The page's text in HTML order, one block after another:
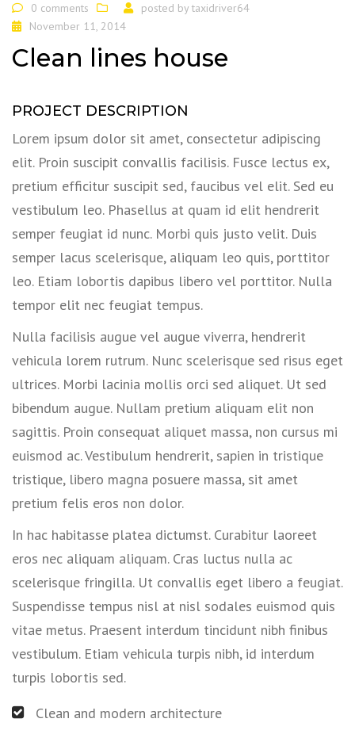
0 comments posted by taxidriver64
November 11, 2014
Clean lines house
PROJECT DESCRIPTION
Lorem ipsum dolor sit amet, consectetur adipiscing
elit. Proin suscipit convallis facilisis. Fusce lectus ex,
pretium efficitur suscipit sed, faucibus vel elit. Sed eu
vestibulum leo. Phasellus at quam id elit hendrerit
semper feugiat id nunc. Morbi quis justo velit. Duis
semper lacus scelerisque, aliquam leo quis, porttitor
leo. Etiam lobortis dapibus libero vel porttitor. Nulla
tempor elit nec feugiat tempus.
Nulla facilisis augue vel augue viverra, hendrerit
vehicula lorem rutrum. Nunc scelerisque sed risus eget
ultrices. Morbi lacinia mollis orci sed aliquet. Ut sed
bibendum augue. Nullam pretium aliquam elit non
sagittis. Proin consequat aliquet massa, non cursus mi
euismod ac. Vestibulum hendrerit, sapien in tristique
tristique, libero magna posuere massa, sit amet
pretium felis eros non dolor.
In hac habitasse platea dictumst. Curabitur laoreet
eros nec aliquam aliquam. Cras luctus nulla ac
scelerisque fringilla. Ut convallis eget libero a feugiat.
Suspendisse tempus nisl at nisl sodales euismod quis
vitae metus. Praesent interdum tincidunt nibh finibus
vestibulum. Etiam vehicula turpis nibh, id interdum
turpis lobortis sed.
Clean and modern architecture